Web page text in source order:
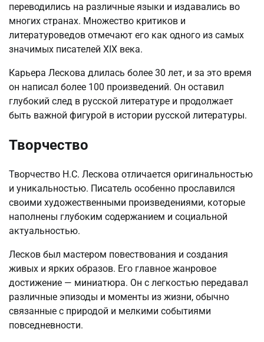
переводились на различные языки и издавались во
многих странах. Множество критиков и
литературоведов отмечают его как одного из самых
значимых писателей XIX века.
Карьера Лескова длилась более 30 лет, и за это время
он написал более 100 произведений. Он оставил
глубокий след в русской литературе и продолжает
быть важной фигурой в истории русской литературы.
Творчество
Творчество Н.С. Лескова отличается оригинальностью
и уникальностью. Писатель особенно прославился
своими художественными произведениями, которые
наполнены глубоким содержанием и социальной
актуальностью.
Лесков был мастером повествования и создания
живых и ярких образов. Его главное жанровое
достижение — миниатюра. Он с легкостью передавал
различные эпизоды и моменты из жизни, обычно
связанные с природой и мелкими событиями
повседневности.